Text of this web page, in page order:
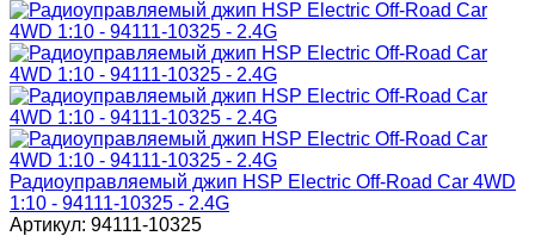
Радиоуправляемый джип HSP Electric Off-Road Car 4WD
1:10 - 94111-10325 - 2.4G
Артикул: 94111-10325